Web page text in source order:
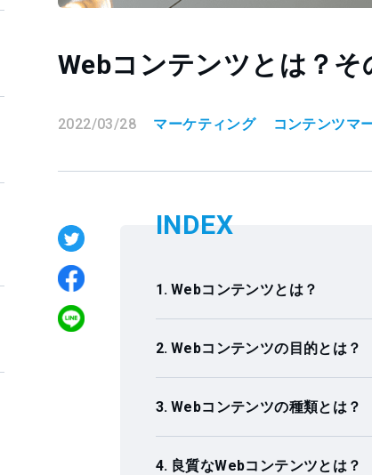
Webコンテンツとは？そ
2022/03/28 マーケティング コンテンツマ
INDEX
Webコンテンツとは？
Webコンテンツの目的とは？
Webコンテンツの種類とは？
良質なWebコンテンツとは？